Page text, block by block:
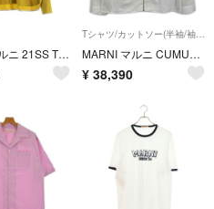
MARNI マルニ 21SS TROPICAL WOOL SHIRT トロピカルウール ステッチデザイン 長袖シャツ イエロー CUMU0149A0 S45455
Tシャツ/カットソー(半袖/袖なし)
MARNI マルニ CUMU0297P0 25年製 ホワイト ジップアップシャツ 44
¥ 38,390